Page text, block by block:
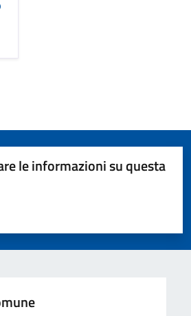
le informazioni su questa
5 stelle su 5
su 5
su 5